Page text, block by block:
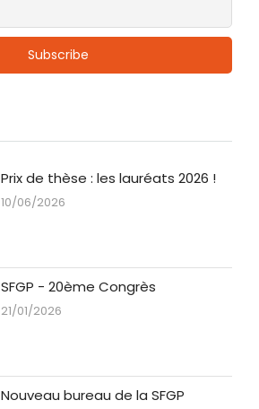
Prix de thèse : les lauréats 2026 !
10/06/2026
SFGP - 20ème Congrès
21/01/2026
Nouveau bureau de la SFGP